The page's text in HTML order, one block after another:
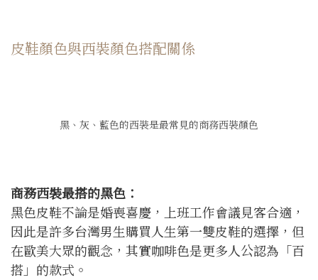
皮鞋顏色與西裝顏色搭配關係
黑、灰、藍色的西裝是最常見的商務西裝顏色
商務西裝最搭的黑色：
黑色皮鞋不論是婚喪喜慶，上班工作會議見客合適，
因此是許多台灣男生購買人生第一雙皮鞋的選擇，但
在歐美大眾的觀念，其實咖啡色是更多人公認為「百
搭」的款式。